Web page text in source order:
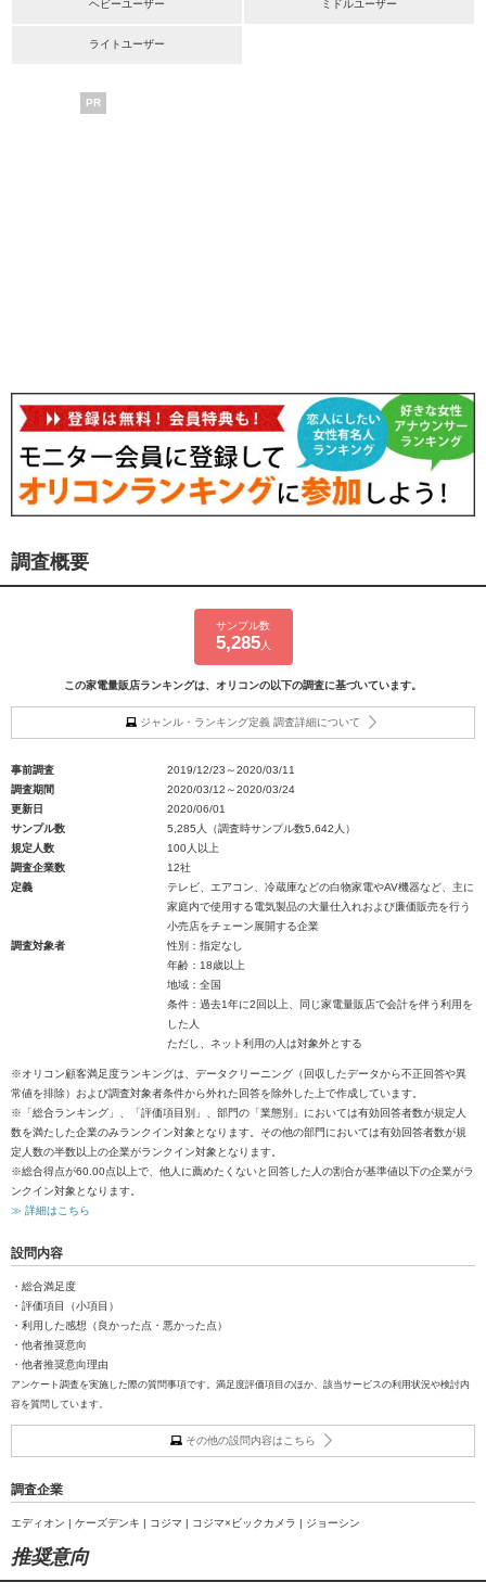
ヘビーユーザー ミドルユーザー
ライトユーザー
PR
調査概要
サンプル数
5,285人
この家電量販店ランキングは、オリコンの以下の調査に基づいています。
ジャンル・ランキング定義 調査詳細について
事前調査
2019/12/23～2020/03/11
調査期間
2020/03/12～2020/03/24
更新日
2020/06/01
サンプル数
5,285人（調査時サンプル数5,642人）
規定人数
100人以上
調査企業数
12社
定義
テレビ、エアコン、冷蔵庫などの白物家電やAV機器など、主に
家庭内で使用する電気製品の大量仕入れおよび廉価販売を行う
小売店をチェーン展開する企業
調査対象者
性別：指定なし
年齢：18歳以上
地域：全国
条件：過去1年に2回以上、同じ家電量販店で会計を伴う利用を
した人
ただし、ネット利用の人は対象外とする
※オリコン顧客満足度ランキングは、データクリーニング（回収したデータから不正回答や異
常値を排除）および調査対象者条件から外れた回答を除外した上で作成しています。
※「総合ランキング」、「評価項目別」、部門の「業態別」においては有効回答者数が規定人
数を満たした企業のみランクイン対象となります。その他の部門においては有効回答者数が規
定人数の半数以上の企業がランクイン対象となります。
※総合得点が60.00点以上で、他人に薦めたくないと回答した人の割合が基準値以下の企業がラ
ンクイン対象となります。
≫ 詳細はこちら
設問内容
・総合満足度
・評価項目（小項目）
・利用した感想（良かった点・悪かった点）
・他者推奨意向
・他者推奨意向理由
アンケート調査を実施した際の質問事項です。満足度評価項目のほか、該当サービスの利用状況や検討内
容を質問しています。
その他の設問内容はこちら
調査企業
エディオン | ケーズデンキ | コジマ | コジマ×ビックカメラ | ジョーシン
推奨意向